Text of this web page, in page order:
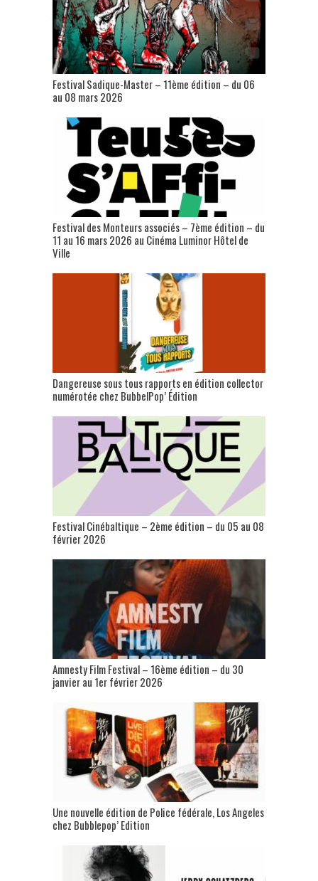
Festival Sadique-Master – 11ème édition – du 06
au 08 mars 2026
Festival des Monteurs associés – 7ème édition – du
11 au 16 mars 2026 au Cinéma Luminor Hôtel de
Ville
Dangereuse sous tous rapports en édition collector
numérotée chez BubbelPop’ Édition
Festival Cinébaltique – 2ème édition – du 05 au 08
février 2026
Amnesty Film Festival – 16ème édition – du 30
janvier au 1er février 2026
Une nouvelle édition de Police fédérale, Los Angeles
chez Bubblepop’ Edition